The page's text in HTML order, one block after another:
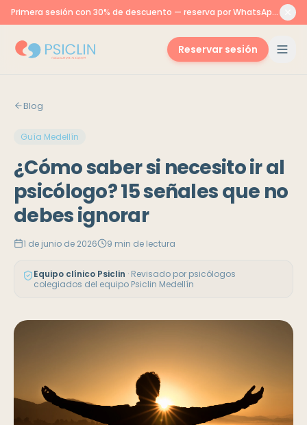
Primera sesión con 30% de descuento — reserva por WhatsApp o aquí
Reservar sesión
Blog
Guía Medellín
¿Cómo saber si necesito ir al
psicólogo? 15 señales que no
debes ignorar
1 de junio de 2026 9 min de lectura
Equipo clínico Psiclin · Revisado por psicólogos
colegiados del equipo Psiclin Medellín